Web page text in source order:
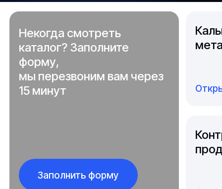
Некогда смотреть
каталог? Заполните
форму,
мы перезвоним вам через
15 минут
Заполнить форму